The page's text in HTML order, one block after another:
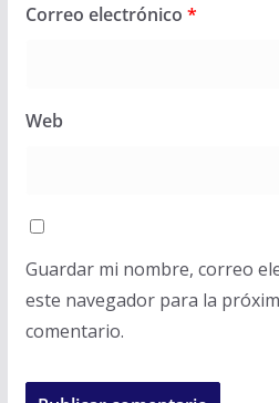
Correo electrónico *
Web
Guardar mi nombre, correo
este navegador para la
comentario.